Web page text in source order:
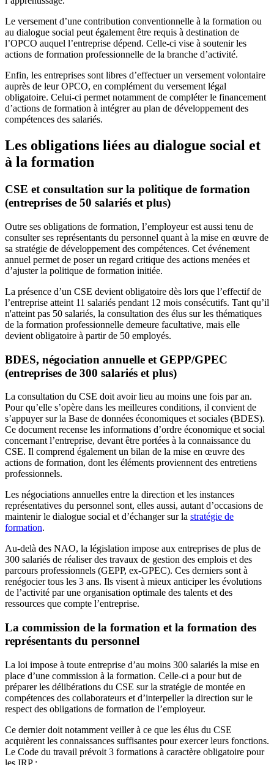
Le versement d’une contribution conventionnelle à la formation ou
au dialogue social peut également être requis à destination de
l’OPCO auquel l’entreprise dépend. Celle-ci vise à soutenir les
actions de formation professionnelle de la branche d’activité.
Enfin, les entreprises sont libres d’effectuer un versement volontaire
auprès de leur OPCO, en complément du versement légal
obligatoire. Celui-ci permet notamment de compléter le financement
d’actions de formation à intégrer au plan de développement des
compétences des salariés.
Les obligations liées au dialogue social et
à la formation
CSE et consultation sur la politique de formation
(entreprises de 50 salariés et plus)
Outre ses obligations de formation, l’employeur est aussi tenu de
consulter ses représentants du personnel quant à la mise en œuvre de
sa stratégie de développement des compétences. Cet événement
annuel permet de poser un regard critique des actions menées et
d’ajuster la politique de formation initiée.
La présence d’un CSE devient obligatoire dès lors que l’effectif de
l’entreprise atteint 11 salariés pendant 12 mois consécutifs. Tant qu’il
n'atteint pas 50 salariés, la consultation des élus sur les thématiques
de la formation professionnelle demeure facultative, mais elle
devient obligatoire à partir de 50 employés.
BDES, négociation annuelle et GEPP/GPEC
(entreprises de 300 salariés et plus)
La consultation du CSE doit avoir lieu au moins une fois par an.
Pour qu’elle s’opère dans les meilleures conditions, il convient de
s’appuyer sur la Base de données économiques et sociales (BDES).
Ce document recense les informations d’ordre économique et social
concernant l’entreprise, devant être portées à la connaissance du
CSE. Il comprend également un bilan de la mise en œuvre des
actions de formation, dont les éléments proviennent des entretiens
professionnels.
Les négociations annuelles entre la direction et les instances
représentatives du personnel sont, elles aussi, autant d’occasions de
maintenir le dialogue social et d’échanger sur la stratégie de
formation.
Au-delà des NAO, la législation impose aux entreprises de plus de
300 salariés de réaliser des travaux de gestion des emplois et des
parcours professionnels (GEPP, ex-GPEC). Ces derniers sont à
renégocier tous les 3 ans. Ils visent à mieux anticiper les évolutions
de l’activité par une organisation optimale des talents et des
ressources que compte l’entreprise.
La commission de la formation et la formation des
représentants du personnel
La loi impose à toute entreprise d’au moins 300 salariés la mise en
place d’une commission à la formation. Celle-ci a pour but de
préparer les délibérations du CSE sur la stratégie de montée en
compétences des collaborateurs et d’interpeller la direction sur le
respect des obligations de formation de l’employeur.
Ce dernier doit notamment veiller à ce que les élus du CSE
acquièrent les connaissances suffisantes pour exercer leurs fonctions.
Le Code du travail prévoit 3 formations à caractère obligatoire pour
les IRP :